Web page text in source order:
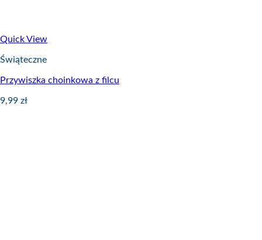
Quick View
Świąteczne
Przywiszka choinkowa z filcu
9,99 zł